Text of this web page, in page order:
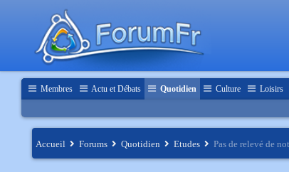
Membres Actu et Débats Quotidien Culture Loisirs
Accueil Forums Quotidien Etudes Pas de relevé de